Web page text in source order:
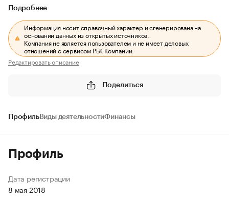
Подробнее
Информация носит справочный характер и сгенерирована на
основании данных из открытых источников.
Компания не является пользователем и не имеет деловых
отношений с сервисом РБК Компании.
Редактировать описание
Поделиться
ПрофильВиды деятельностиФинансы
Профиль
Дата регистрации
8 мая 2018